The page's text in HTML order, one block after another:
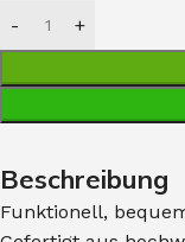
Beschreibung
Funktionell,